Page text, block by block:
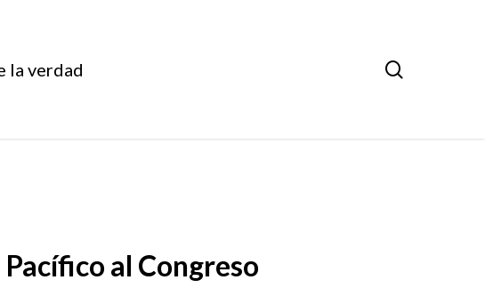
la verdad
al Congreso